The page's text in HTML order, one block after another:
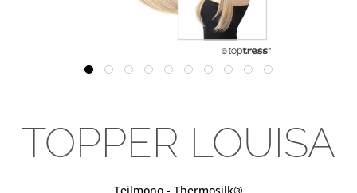
TOPPER LOUISA